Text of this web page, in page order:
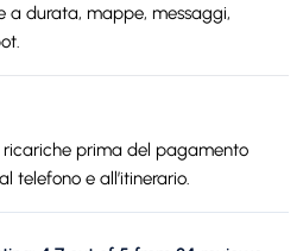
a durata, mappe, messaggi,
prima del pagamento
telefono e all’itinerario.